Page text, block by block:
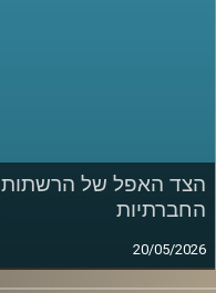
הצד האפל של הרשתות
החברתיות
20/05/2026